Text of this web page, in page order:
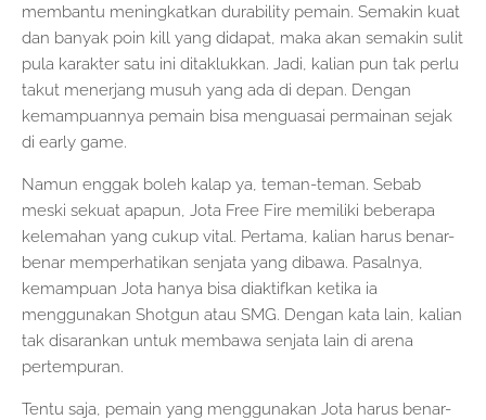
membantu meningkatkan durability pemain. Semakin kuat
dan banyak poin kill yang didapat, maka akan semakin sulit
pula karakter satu ini ditaklukkan. Jadi, kalian pun tak perlu
takut menerjang musuh yang ada di depan. Dengan
kemampuannya pemain bisa menguasai permainan sejak
di early game.
Namun enggak boleh kalap ya, teman-teman. Sebab
meski sekuat apapun, Jota Free Fire memiliki beberapa
kelemahan yang cukup vital. Pertama, kalian harus benar-
benar memperhatikan senjata yang dibawa. Pasalnya,
kemampuan Jota hanya bisa diaktifkan ketika ia
menggunakan Shotgun atau SMG. Dengan kata lain, kalian
tak disarankan untuk membawa senjata lain di arena
pertempuran.
Tentu saja, pemain yang menggunakan Jota harus benar-